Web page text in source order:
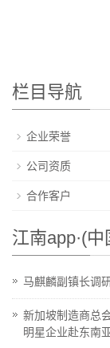
栏目导航
企业荣誉
公司资质
合作客户
江南app·(
马麒麟副镇长调
新加坡制造商总
明星企业赴东南